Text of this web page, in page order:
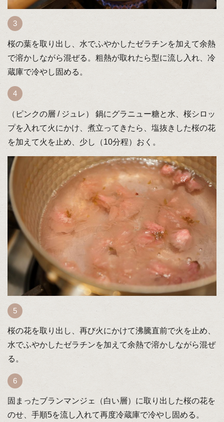
桜の葉を取り出し、水でふやかしたゼラチンを加えて余熱
で溶かしながら混ぜる。粗熱が取れたら型に流し入れ、冷
蔵庫で冷やし固める。
（ピンクの層 / ジュレ） 鍋にグラニュー糖と水、桜シロッ
プを入れて火にかけ、煮立ってきたら、塩抜きした桜の花
を加えて火を止め、少し（10分程）おく。
桜の花を取り出し、再び火にかけて沸騰直前で火を止め、
水でふやかしたゼラチンを加えて余熱で溶かしながら混ぜ
る。
固まったブランマンジェ（白い層）に取り出した桜の花を
のせ、手順5を流し入れて再度冷蔵庫で冷やし固める。